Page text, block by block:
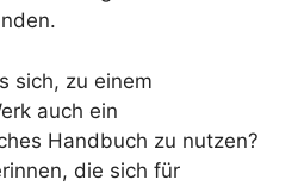
sich, zu einem
auch ein
Handbuch zu nutzen?
die sich für